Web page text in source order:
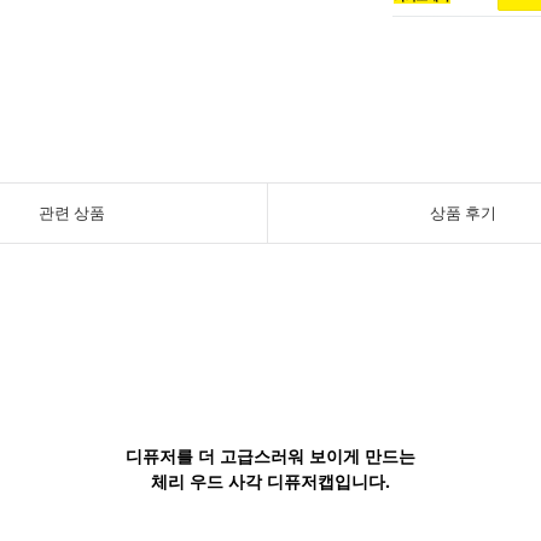
관련 상품 상품 후기
디퓨저를 더 고급스러워 보이게 만드는
체리 우드 사각 디퓨저캡입니다.